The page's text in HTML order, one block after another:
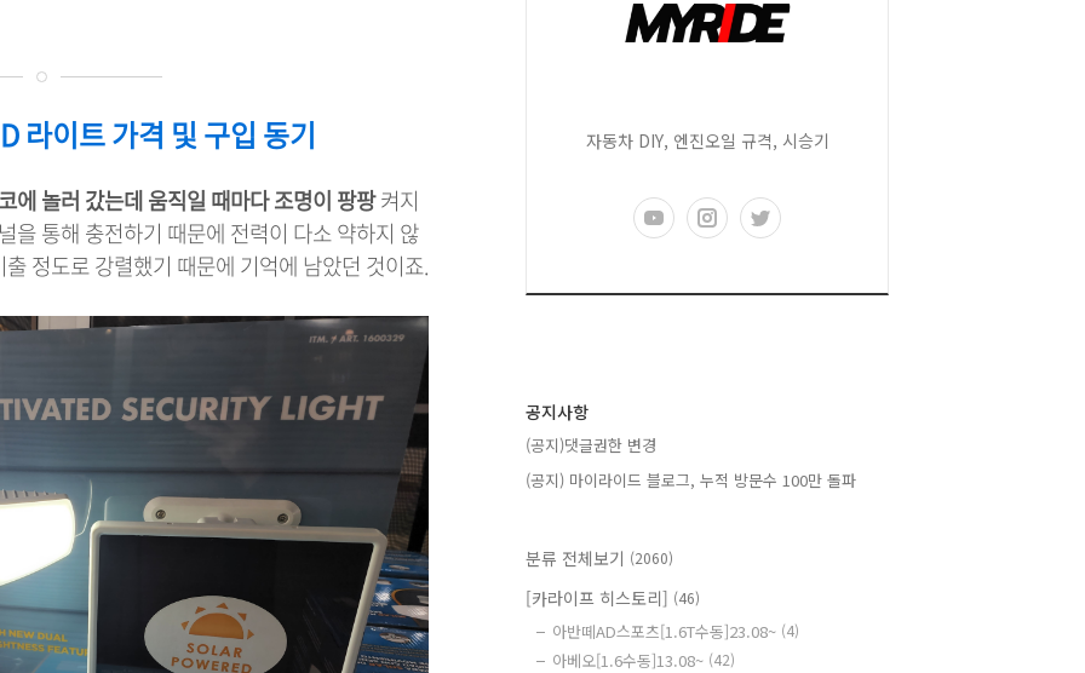
라이트 가격 및 구입 동기
에 놀러 갔는데 움직일 때마다 조명이 팡팡켜지
을 통해 충전하기 때문에 전력이 다소 약하지 않
정도로 강렬했기 때문에 기억에 남았던 것이죠.
자동차 DIY, 엔진오일 규격, 시승기
공지사항
(공지)댓글권한 변경
(공지) 마이라이드 블로그, 누적 방문수 100만 돌파
분류 전체보기 (2060)
[카라이프 히스토리] (46)
아반떼AD스포츠[1.6T수동]23.08~ (4)
아베오[1.6수동]13.08~ (42)